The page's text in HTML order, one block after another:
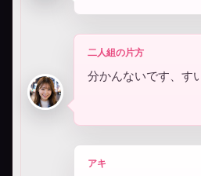
二人組の片方
分かんないです、す
アキ